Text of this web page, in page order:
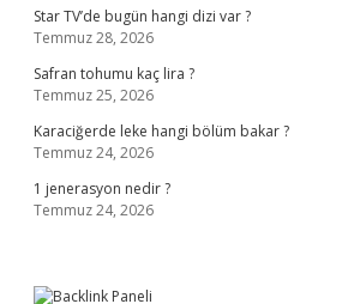
Star TV’de bugün hangi dizi var ?
Temmuz 28, 2026
Safran tohumu kaç lira ?
Temmuz 25, 2026
Karaciğerde leke hangi bölüm bakar ?
Temmuz 24, 2026
1 jenerasyon nedir ?
Temmuz 24, 2026